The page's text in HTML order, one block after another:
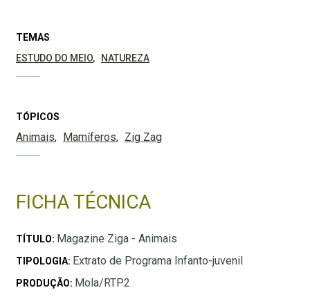
TEMAS
ESTUDO DO MEIO
NATUREZA
TÓPICOS
Animais Mamíferos Zig Zag
FICHA TÉCNICA
TÍTULO: Magazine Ziga - Animais
TIPOLOGIA: Extrato de Programa Infanto-juvenil
PRODUÇÃO: Mola/RTP2